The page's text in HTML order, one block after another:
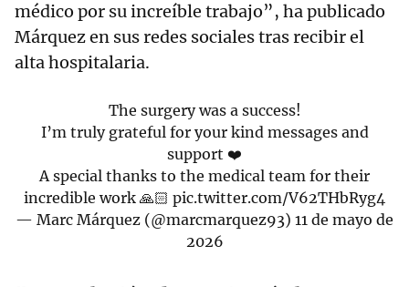
médico por su increíble trabajo”, ha publicado
Márquez en sus redes sociales tras recibir el
alta hospitalaria.
The surgery was a success!
I’m truly grateful for your kind messages and
support ❤️
A special thanks to the medical team for their
incredible work 🙏🏻 pic.twitter.com/V62THbRyg4
— Marc Márquez (@marcmarquez93) 11 de mayo de
2026